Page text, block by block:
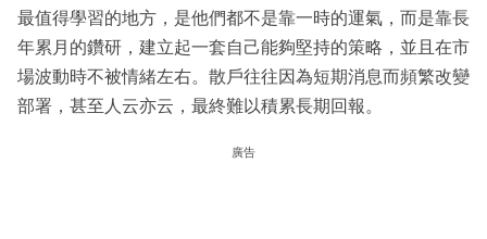
最值得學習的地方，是他們都不是靠一時的運氣，而是靠長
年累月的鑽研，建立起一套自己能夠堅持的策略，並且在市
場波動時不被情緒左右。散戶往往因為短期消息而頻繁改變
部署，甚至人云亦云，最終難以積累長期回報。
廣告